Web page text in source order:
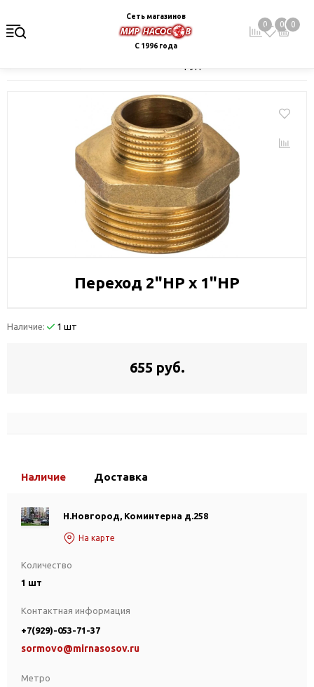
Сеть магазинов
С 1996 года
0 0 0
Переход 2"НР х 1"НР
Наличие: 1 шт
655 руб.
Наличие Доставка
Н.Новгород, Коминтерна д.258
На карте
Количество
1 шт
Метро
Контактная информация
+7(929)-053-71-37
sormovo@mirnasosov.ru